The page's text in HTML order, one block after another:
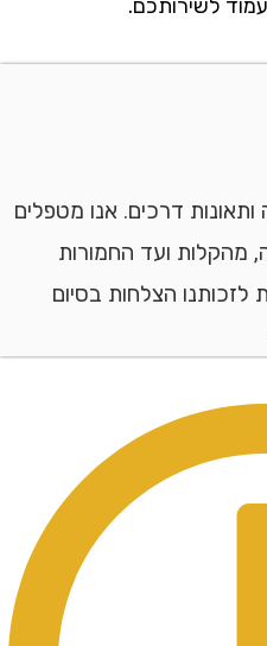
לשירותכם.
דרכים. אנו מטפלים
ועד החמורות
הצלחות בסיום